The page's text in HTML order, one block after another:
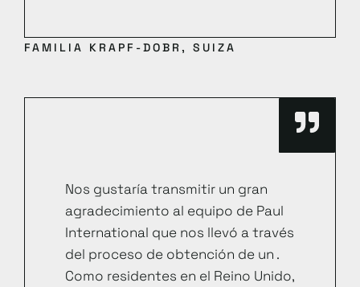
FAMILIA KRAPF-DOBR, SUIZA
Nos gustaría transmitir un gran
agradecimiento al equipo de Paul
International que nos llevó a través
del proceso de obtención de un .
Como residentes en el Reino Unido,